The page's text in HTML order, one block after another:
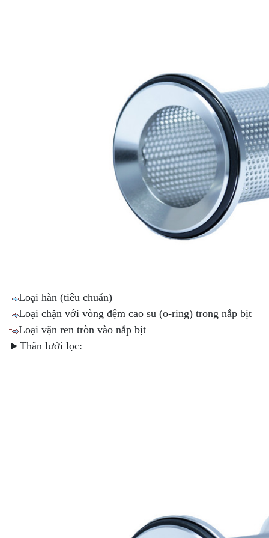
Loại hàn (tiêu chuẩn)
Loại chặn với vòng đệm cao su (o-ring) trong nắp bịt
Loại vặn ren tròn vào nắp bịt
►Thân lưới lọc: